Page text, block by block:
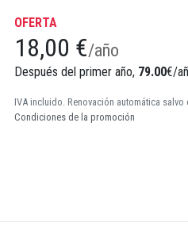
OFERTA
18,00 €/año
Después del primer año, 79.00€/
IVA incluido. Renovación automática salvo
Condiciones de la promoción